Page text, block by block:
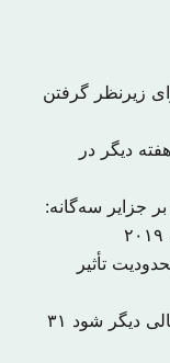
زیرنظر گرفتن
دیگر در
جزایر سه‌گانه:
تأثیر
دیگر شود ۳۱